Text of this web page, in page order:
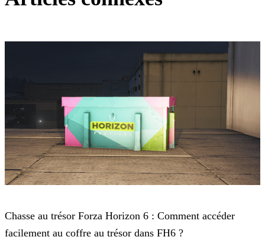
Chasse au trésor Forza Horizon 6 : Comment accéder
facilement au coffre au trésor dans FH6 ?